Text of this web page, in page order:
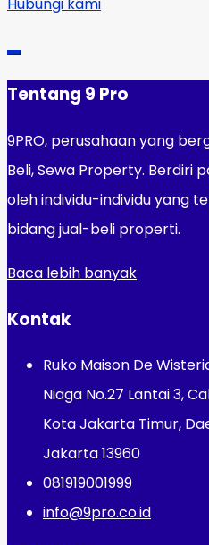
Hubungi kami
Tentang 9 Pro
9PRO, perusahaan yang
Beli, Sewa Property. Berdiri
oleh individu-individu yang
bidang jual-beli properti.
Baca lebih banyak
Kontak
Ruko Maison De
Niaga No.27 Lantai 3,
Kota Jakarta Timur,
Jakarta 13960
081919001999
info@9pro.co.id